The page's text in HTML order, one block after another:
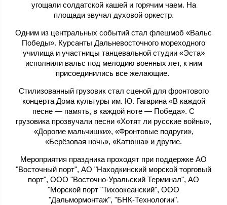
угощали солдатской кашей и горячим чаем. На
площади звучал духовой оркестр.
Одним из центральных событий стал флешмоб «Вальс
Победы». Курсанты Дальневосточного мореходного
училища и участницы танцевальной студии «Эста»
исполнили вальс под мелодию военных лет, к ним
присоединились все желающие.
Стилизованный грузовик стал сценой для фронтового
концерта Дома культуры им. Ю. Гагарина «В каждой
песне — память, в каждой ноте — Победа». С
грузовика прозвучали песни «Хотят ли русские войны»,
«Дорогие мальчишки», «Фронтовые подруги»,
«Берёзовая ночь», «Катюша» и другие.
Мероприятия праздника проходят при поддержке АО
"Восточный порт", АО "Находкинский морской торговый
порт", ООО "Восточно-Уральский Терминал", АО
"Морской порт "Тихоокеанский", ООО
"Дальмормонтаж", "БНК-Технологии".